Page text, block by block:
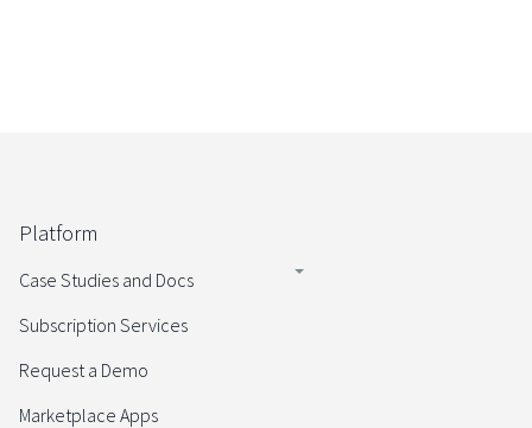
Platform
Case Studies and Docs
Subscription Services
Request a Demo
Marketplace Apps